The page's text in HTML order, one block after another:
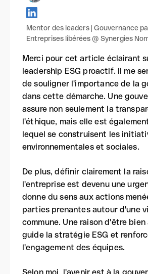
Mentor des leaders | Gouvernance
Entreprises libérées @ Synergies
Merci pour cet article éclairant
leadership ESG proactif. Il me
de souligner l'importance de la
dans cette démarche. Une
assure non seulement la
l'éthique, mais elle est
lequel se construisent les
environnementales et sociales.
De plus, définir clairement la
l'entreprise est devenu une
donne du sens aux actions
parties prenantes autour d'une
commune. Une raison d'être
guide la stratégie ESG et
l'engagement des équipes.
Selon moi, l'avenir est à la